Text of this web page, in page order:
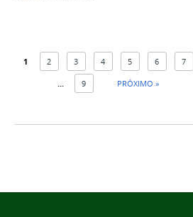
1 2 3 4 5 6 7
... 9 PRÓXIMO »